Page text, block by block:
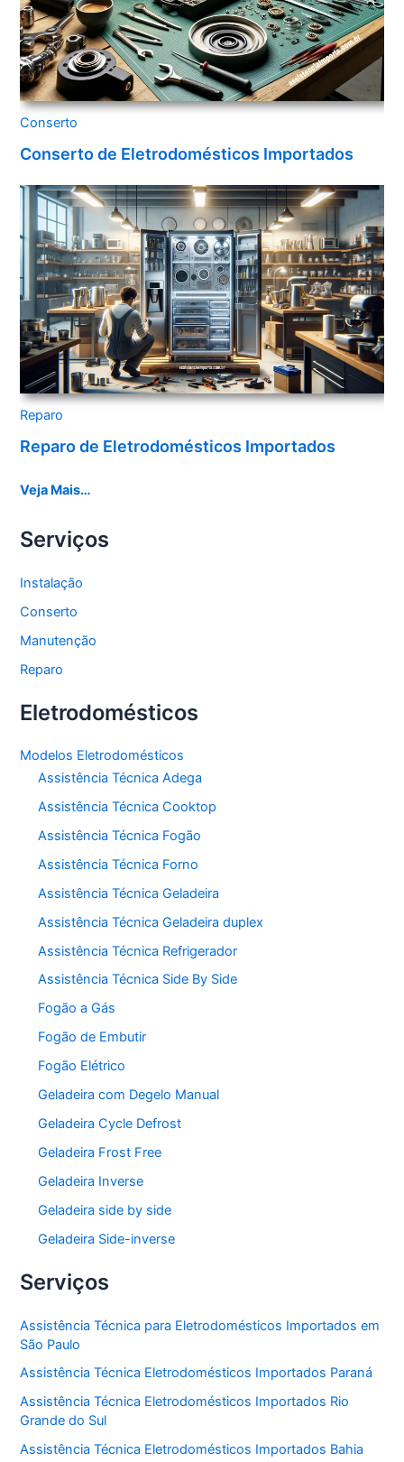
Conserto
Conserto de Eletrodomésticos Importados
Reparo
Reparo de Eletrodomésticos Importados
Veja Mais…
Serviços
Instalação
Conserto
Manutenção
Reparo
Eletrodomésticos
Modelos Eletrodomésticos
Assistência Técnica Adega
Assistência Técnica Cooktop
Assistência Técnica Fogão
Assistência Técnica Forno
Assistência Técnica Geladeira
Assistência Técnica Geladeira duplex
Assistência Técnica Refrigerador
Assistência Técnica Side By Side
Fogão a Gás
Fogão de Embutir
Fogão Elétrico
Geladeira com Degelo Manual
Geladeira Cycle Defrost
Geladeira Frost Free
Geladeira Inverse
Geladeira side by side
Geladeira Side-inverse
Serviços
Assistência Técnica para Eletrodomésticos Importados em
São Paulo
Assistência Técnica Eletrodomésticos Importados Paraná
Assistência Técnica Eletrodomésticos Importados Rio
Grande do Sul
Assistência Técnica Eletrodomésticos Importados Bahia